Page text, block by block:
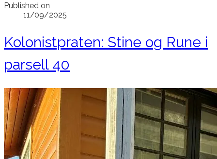
Published on
11/09/2025
Kolonistpraten: Stine og Rune i
parsell 40